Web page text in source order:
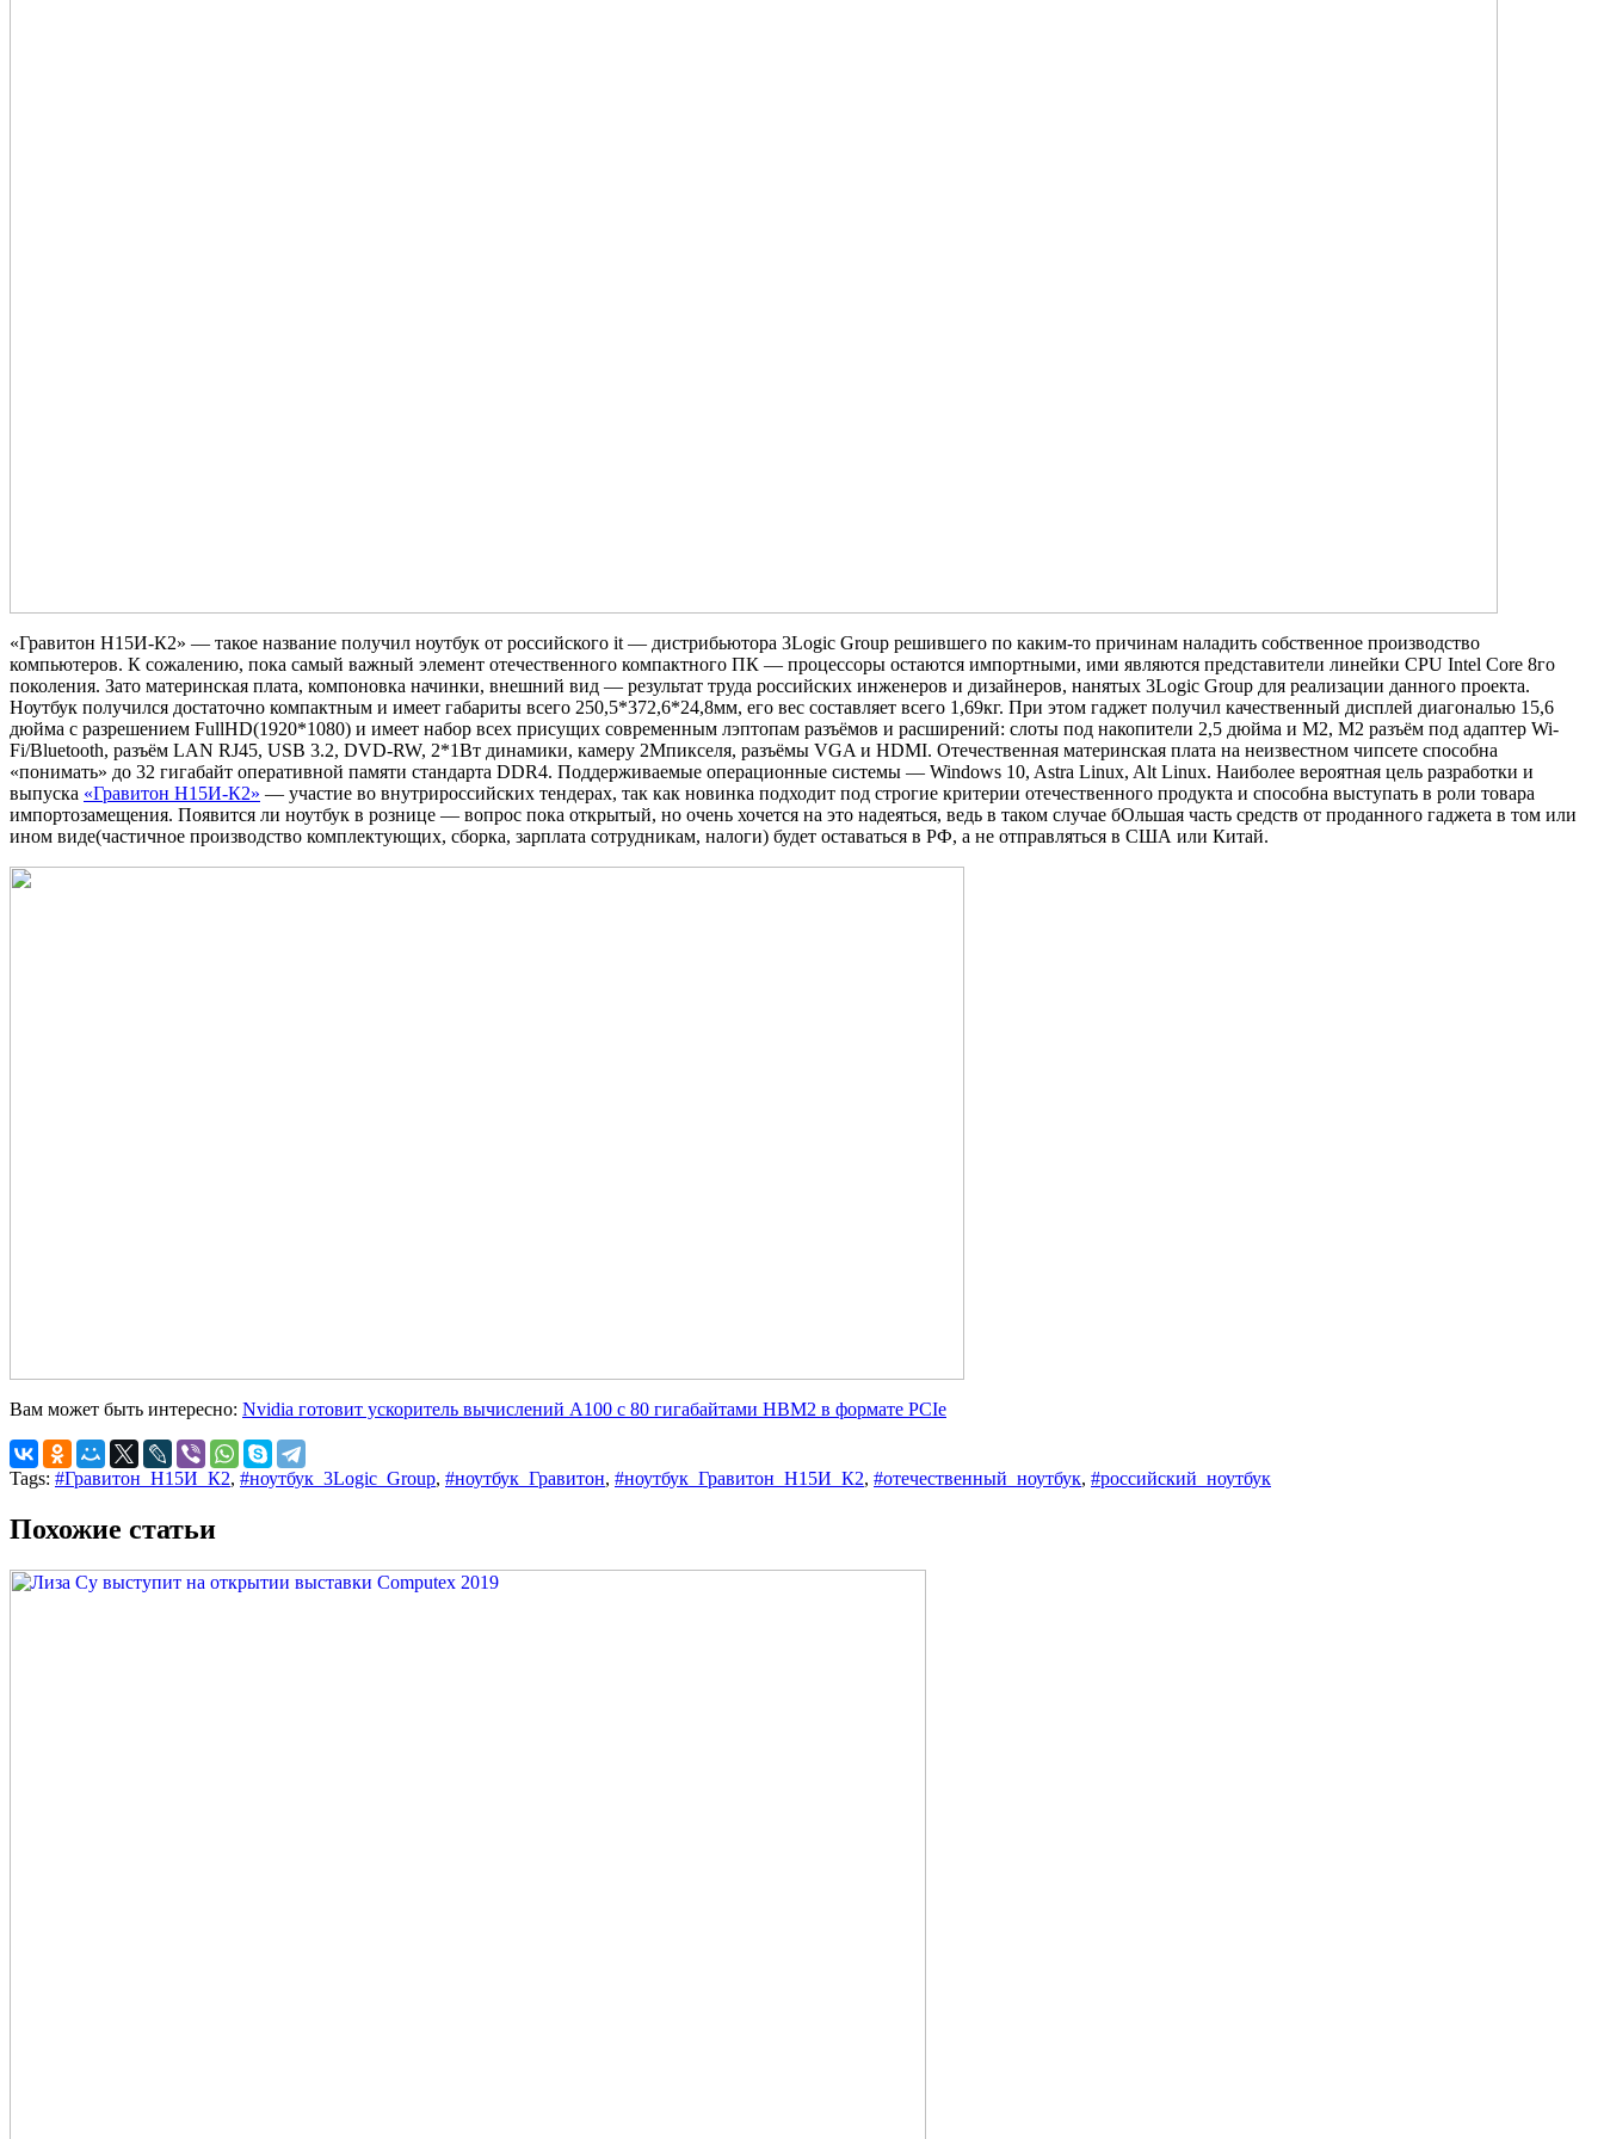
«Гравитон Н15И-К2» — такое название получил ноутбук от российского it — дистрибьютора 3Logic Group решившего по каким-то причинам наладить собственное производство
компьютеров. К сожалению, пока самый важный элемент отечественного компактного ПК — процессоры остаются импортными, ими являются представители линейки CPU Intel Core 8го
поколения. Зато материнская плата, компоновка начинки, внешний вид — результат труда российских инженеров и дизайнеров, нанятых 3Logic Group для реализации данного проекта.
Ноутбук получился достаточно компактным и имеет габариты всего 250,5*372,6*24,8мм, его вес составляет всего 1,69кг. При этом гаджет получил качественный дисплей диагональю 15,6
дюйма с разрешением FullHD(1920*1080) и имеет набор всех присущих современным лэптопам разъёмов и расширений: слоты под накопители 2,5 дюйма и M2, M2 разъём под адаптер Wi-
Fi/Bluetooth, разъём LAN RJ45, USB 3.2, DVD-RW, 2*1Вт динамики, камеру 2Мпикселя, разъёмы VGA и HDMI. Отечественная материнская плата на неизвестном чипсете способна
«понимать» до 32 гигабайт оперативной памяти стандарта DDR4. Поддерживаемые операционные системы — Windows 10, Astra Linux, Alt Linux. Наиболее вероятная цель разработки и
выпуска «Гравитон Н15И-К2» — участие во внутрироссийских тендерах, так как новинка подходит под строгие критерии отечественного продукта и способна выступать в роли товара
импортозамещения. Появится ли ноутбук в рознице — вопрос пока открытый, но очень хочется на это надеяться, ведь в таком случае бОльшая часть средств от проданного гаджета в том или
ином виде(частичное производство комплектующих, сборка, зарплата сотрудникам, налоги) будет оставаться в РФ, а не отправляться в США или Китай.
Вам может быть интересно: Nvidia готовит ускоритель вычислений A100 с 80 гигабайтами HBM2 в формате PCIe
Tags: #Гравитон_Н15И_К2, #ноутбук_3Logic_Group, #ноутбук_Гравитон, #ноутбук_Гравитон_Н15И_К2, #отечественный_ноутбук, #российский_ноутбук
Похожие статьи